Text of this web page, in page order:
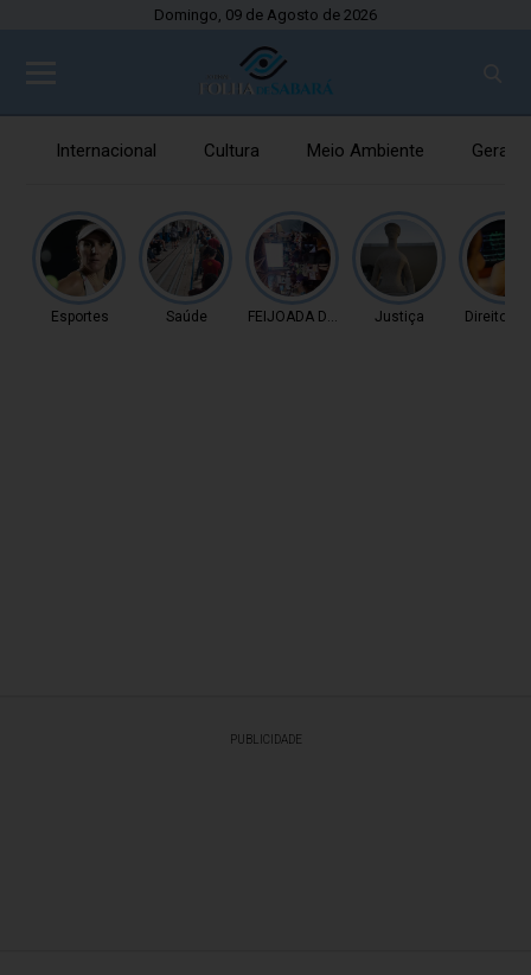
Domingo, 09 de Agosto de 2026
Internacional Cultura Meio Ambiente Gerais
Esportes Saúde FEIJOADA DA PROPAGAN
Justiça Direitos
PUBLICIDADE